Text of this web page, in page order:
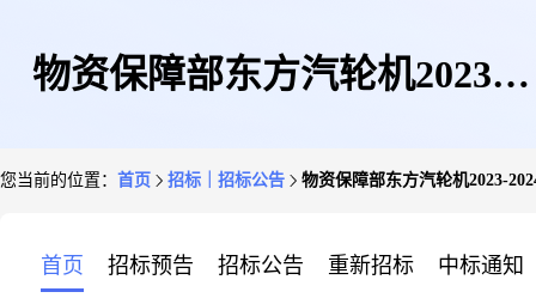
物资保障部东方汽轮机2023-
您当前的位置： 首页 招标｜招标公告 物资保障部东方汽轮机2023-
首页 招标预告 招标公告 重新招标 中标通知